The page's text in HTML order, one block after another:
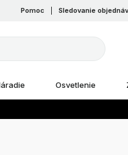
Pomoc Sledovanie
Osvetlenie